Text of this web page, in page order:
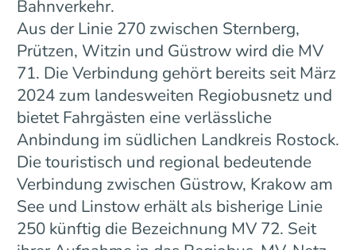
Bahnverkehr.
Aus der Linie 270 zwischen Sternberg,
Prützen, Witzin und Güstrow wird die MV
71. Die Verbindung gehört bereits seit März
2024 zum landesweiten Regiobusnetz und
bietet Fahrgästen eine verlässliche
Anbindung im südlichen Landkreis Rostock.
Die touristisch und regional bedeutende
Verbindung zwischen Güstrow, Krakow am
See und Linstow erhält als bisherige Linie
250 künftig die Bezeichnung MV 72. Seit